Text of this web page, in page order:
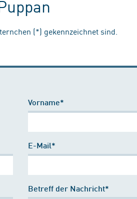
(*) gekennzeichnet sind.
Vorname*
E-Mail*
Betreff der Nachricht*